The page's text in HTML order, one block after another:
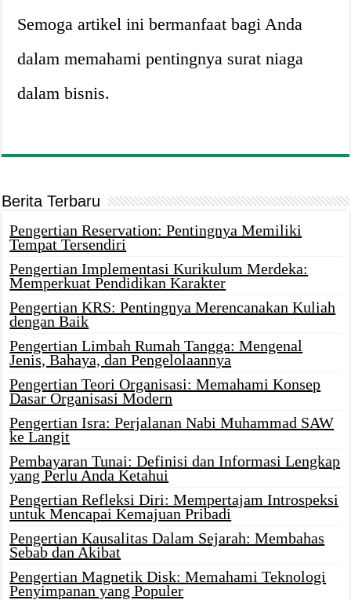
Semoga artikel ini bermanfaat bagi Anda
dalam memahami pentingnya surat niaga
dalam bisnis.
Berita Terbaru
Pengertian Reservation: Pentingnya Memiliki
Tempat Tersendiri
Pengertian Implementasi Kurikulum Merdeka:
Memperkuat Pendidikan Karakter
Pengertian KRS: Pentingnya Merencanakan Kuliah
dengan Baik
Pengertian Limbah Rumah Tangga: Mengenal
Jenis, Bahaya, dan Pengelolaannya
Pengertian Teori Organisasi: Memahami Konsep
Dasar Organisasi Modern
Pengertian Isra: Perjalanan Nabi Muhammad SAW
ke Langit
Pembayaran Tunai: Definisi dan Informasi Lengkap
yang Perlu Anda Ketahui
Pengertian Refleksi Diri: Mempertajam Introspeksi
untuk Mencapai Kemajuan Pribadi
Pengertian Kausalitas Dalam Sejarah: Membahas
Sebab dan Akibat
Pengertian Magnetik Disk: Memahami Teknologi
Penyimpanan yang Populer